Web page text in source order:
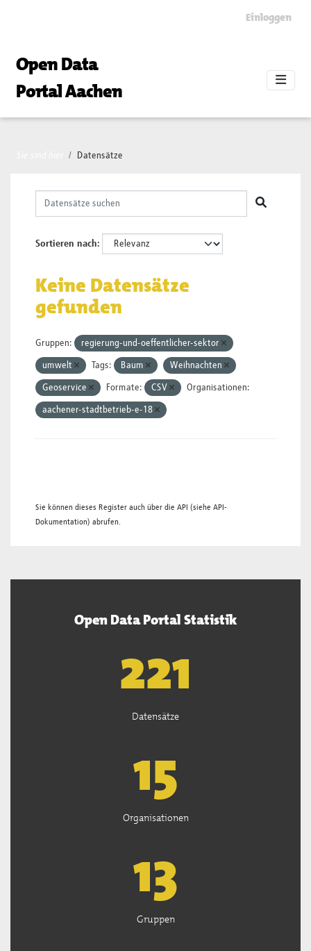
Einloggen
Open Data
Portal Aachen
Datensätze
Sortieren nach
Keine Datensätze
gefunden
Gruppen: regierung-und-oeffentlicher-sektor
umwelt Tags: Baum Weihnachten
Geoservice Formate: CSV Organisationen:
aachener-stadtbetrieb-e-18
Sie können dieses Register auch über die API (siehe API-
Dokumentation) abrufen.
Open Data Portal Statistik
222
Datensätze
15
Organisationen
13
Gruppen